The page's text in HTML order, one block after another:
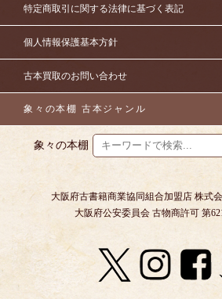
特定商取引に関する法律に基づく表記
個人情報保護基本方針
古本買取のお問い合わせ
象々の本棚 古本ジャンル
象々の本棚
大阪府古書籍商業協同組合加盟店 株式
大阪府公安委員会 古物商許可 第